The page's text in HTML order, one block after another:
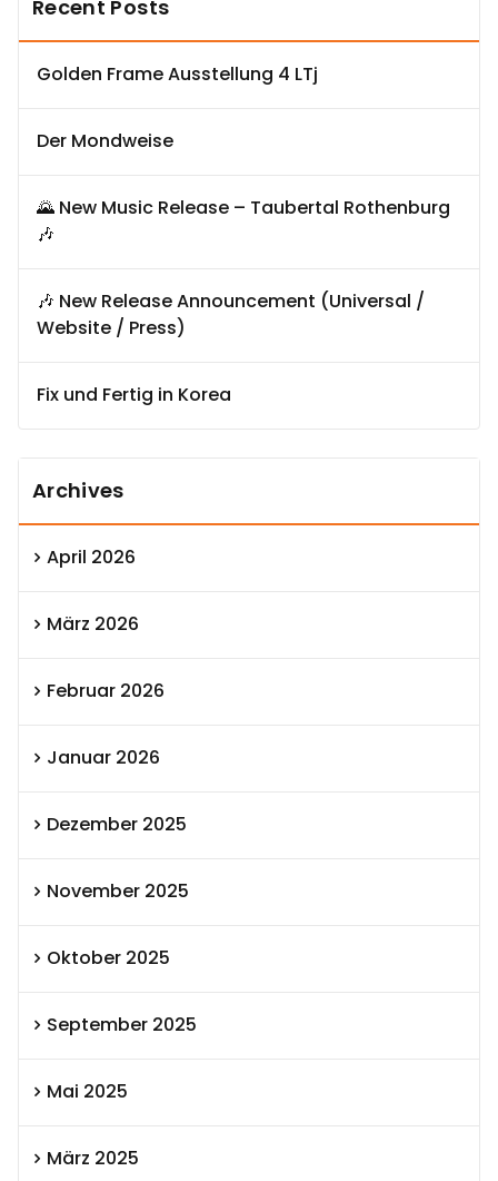
Recent Posts
Golden Frame Ausstellung 4 LTj
Der Mondweise
🌄 New Music Release – Taubertal Rothenburg
🎶
🎶 New Release Announcement (Universal /
Website / Press)
Fix und Fertig in Korea
Archives
April 2026
März 2026
Februar 2026
Januar 2026
Dezember 2025
November 2025
Oktober 2025
September 2025
Mai 2025
März 2025